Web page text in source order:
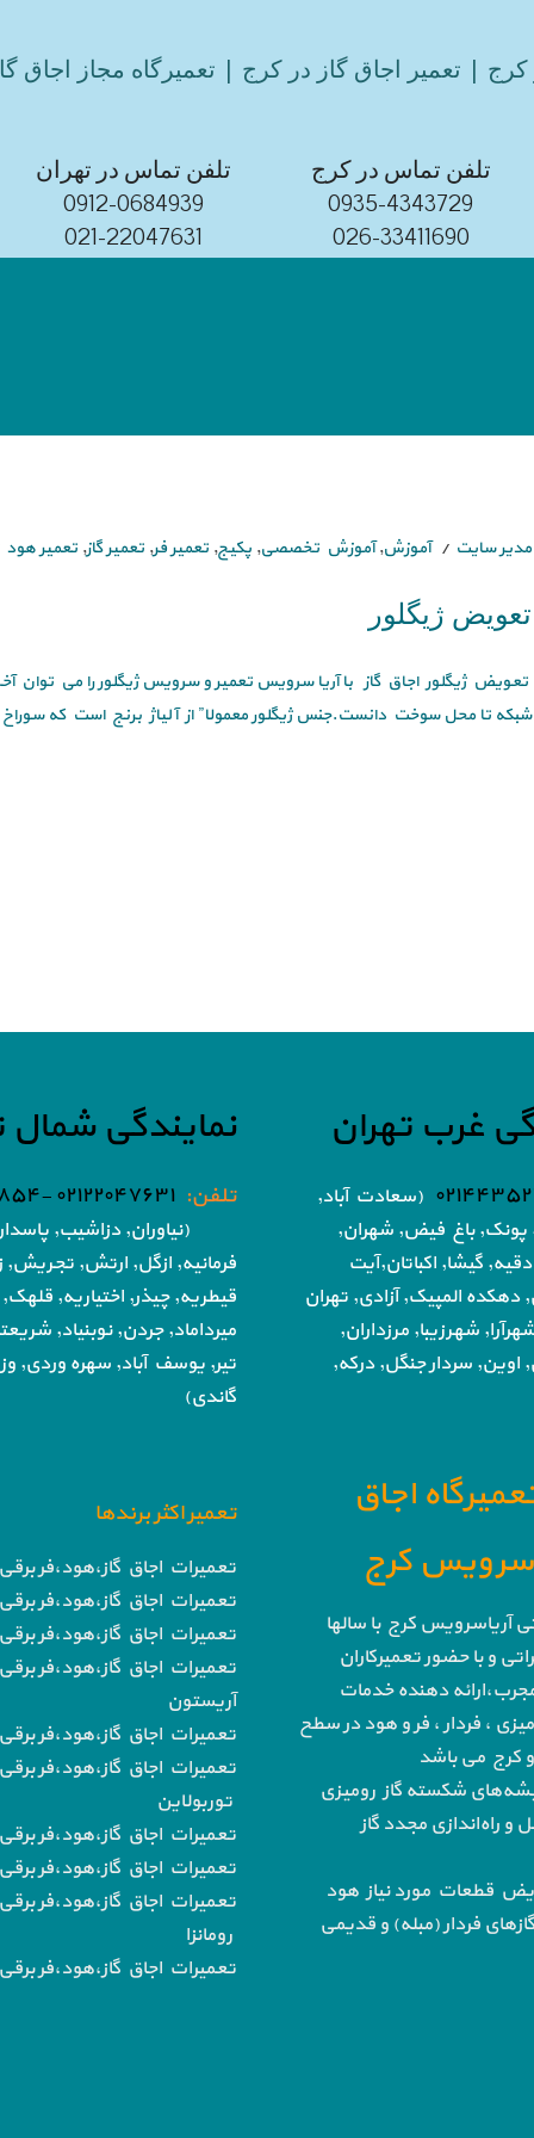
| تعمیر اجاق گاز در کرج | تعمیرگاه مجاز اجاق
تلفن تماس در تهران
0912-0684939
021-22047631
تلفن تماس در کرج
0935-4343729
026-33411690
مدیر سایت آموزش,آموزش تخصصی, پکیج, تعمیر فر, تعمیر گاز, تعمیر هود
تعویض ژیگلور
تعویض ژیگلور اجاق گاز با آریا سرویس تعمیر و سرویس ژيگلور را مي توان
شبكه تا محل سوخت دانست.جنس ژيگلور معمولا” از آلياژ برنج است كه
نمایندگی شمال
تلفن: ۰۲۱۲۲۰۴۷۶۳۱ -۰۲۱۸۶۰۵۱۸۵۴
(نیاوران, دزاشیب,
فرمانیه, ازگل, ارتش, تجریش,
قیطریه, چیذر, اختیاریه, قلهک,
میرداماد, جردن, نوبنیاد,
تیر, یوسف آباد, سهره وردی,
گاندی)
تعمیر اکثر برندها
تعمیرات اجاق گاز،هود،فر
تعمیرات اجاق گاز،هود،فر
تعمیرات اجاق گاز،هود،فر
تعمیرات اجاق گاز،هود،فر
آریستون
تعمیرات اجاق گاز،هود،فر برقی
تعمیرات اجاق گاز،هود،فر
توربولاین
تعمیرات اجاق گاز،هود،فر
تعمیرات اجاق گاز،هود،فر برقی
تعمیرات اجاق گاز،هود،فر
رومانزا
تعمیرات اجاق گاز،هود،فر برقی
غرب تهران
(سعادت آباد,
باغ فیض, شهران,
گیشا, اکباتان,آیت
دهکده المپیک, آزادی, تهران
شهرزیبا, مرزداران,
اوین, سردار جنگل, درکه,
اجاق
سرویس کرج
آریاسرویس کرج با سالها
و با حضور تعمیرکاران
دهنده خدمات
، فردار ، فر و هود در سطح
و کرج می باشد
شکسته گاز رومیزی
راه‌اندازی مجدد گاز
قطعات مورد نیاز هود
فردار (مبله) و قدیمی